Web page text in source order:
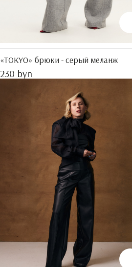
«TOKYO» брюки - серый меланж
230 byn